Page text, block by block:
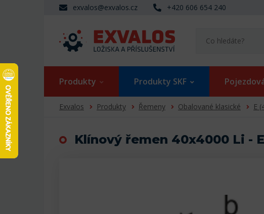
exvalos@exvalos.cz +420 606 654 240
Produkty Produkty SKF
Exvalos Produkty Řemeny Obalované klasické E
Klínový řemen 40x4000 Li -